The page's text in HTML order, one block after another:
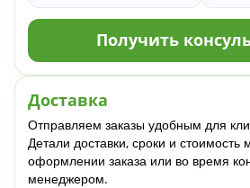
Получить
Доставка
Отправляем заказы удобным для
Детали доставки, сроки и стоимость
оформлении заказа или во время
менеджером.